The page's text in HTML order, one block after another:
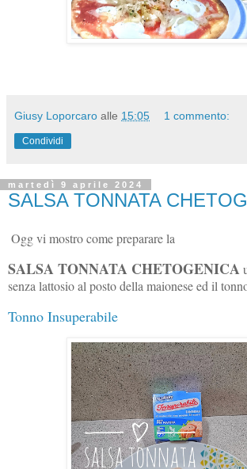
Giusy Loporcaro alle 15:05 1 commento:
Condividi
martedì 9 aprile 2024
SALSA TONNATA
Ogg vi mostro come preparare la
SALSA TONNATA CHETOGENICA
senza lattosio al posto della maionese ed il
Tonno Insuperabile